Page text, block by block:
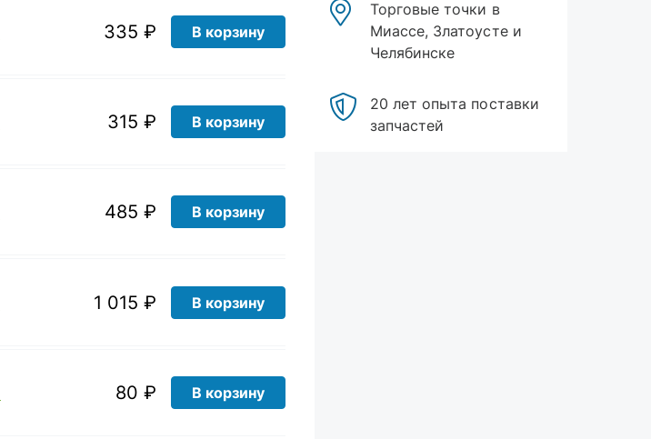
335 ₽ В корзину
315 ₽ В корзину
485 ₽ В корзину
1 015 ₽ В корзину
80 ₽ В корзину
Челябинске
20 лет опыта поставки